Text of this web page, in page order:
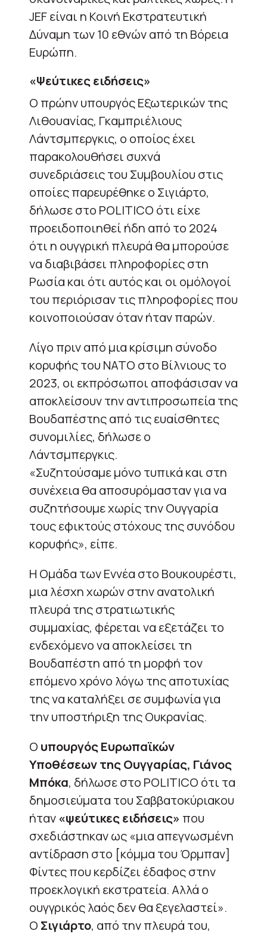
JEF είναι η Κοινή Εκστρατευτική
Δύναμη των 10 εθνών από τη Βόρεια
Ευρώπη.
«Ψεύτικες ειδήσεις»
Ο πρώην υπουργός Εξωτερικών της
Λιθουανίας, Γκαμπριέλιους
Λάντσμπεργκις, ο οποίος έχει
παρακολουθήσει συχνά
συνεδριάσεις του Συμβουλίου στις
οποίες παρευρέθηκε ο Σιγιάρτο,
δήλωσε στο POLITICO ότι είχε
προειδοποιηθεί ήδη από το 2024
ότι η ουγγρική πλευρά θα μπορούσε
να διαβιβάσει πληροφορίες στη
Ρωσία και ότι αυτός και οι ομόλογοί
του περιόρισαν τις πληροφορίες που
κοινοποιούσαν όταν ήταν παρών.
Λίγο πριν από μια κρίσιμη σύνοδο
κορυφής του ΝΑΤΟ στο Βίλνιους το
2023, οι εκπρόσωποι αποφάσισαν να
αποκλείσουν την αντιπροσωπεία της
Βουδαπέστης από τις ευαίσθητες
συνομιλίες, δήλωσε ο
Λάντσμπεργκις.
«Συζητούσαμε μόνο τυπικά και στη
συνέχεια θα αποσυρόμασταν για να
συζητήσουμε χωρίς την Ουγγαρία
τους εφικτούς στόχους της συνόδου
κορυφής», είπε.
Η Ομάδα των Εννέα στο Βουκουρέστι,
μια λέσχη χωρών στην ανατολική
πλευρά της στρατιωτικής
συμμαχίας, φέρεται να εξετάζει το
ενδεχόμενο να αποκλείσει τη
Βουδαπέστη από τη μορφή τον
επόμενο χρόνο λόγω της αποτυχίας
της να καταλήξει σε συμφωνία για
την υποστήριξη της Ουκρανίας.
Ο υπουργός Ευρωπαϊκών
Υποθέσεων της Ουγγαρίας, Γιάνος
Μπόκα, δήλωσε στο POLITICO ότι τα
δημοσιεύματα του Σαββατοκύριακου
ήταν«ψεύτικες ειδήσεις» που
σχεδιάστηκαν ως «μια απεγνωσμένη
αντίδραση στο [κόμμα του Όρμπαν]
Φίντες που κερδίζει έδαφος στην
προεκλογική εκστρατεία. Αλλά ο
ουγγρικός λαός δεν θα ξεγελαστεί».
Ο Σιγιάρτο, από την πλευρά του,